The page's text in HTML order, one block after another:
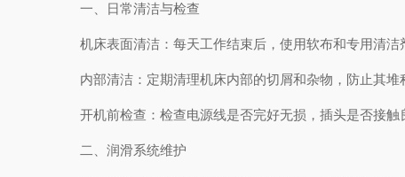
一、日常清洁与检查
机床表面清洁：每天工作结束后，使用软布和专用清洁
内部清洁：定期清理机床内部的切屑和杂物，防止其堆
开机前检查：检查电源线是否完好无损，插头是否接触
二、润滑系统维护